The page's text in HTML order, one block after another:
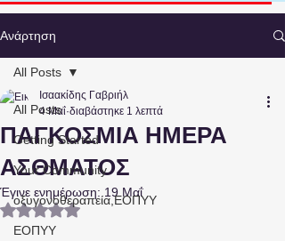
Ανάρτηση
All Posts
Getting Started
Your Community
οξυγονοθεραπεία,ΕΟΠΥΥ
ΕΟΠΥΥ
All Posts
ΠΑΓΚΟΣΜΙΑ ΗΜΕΡΑ
ΑΣΘΜΑΤΟΣ
Ισαακίδης Γαβριήλ
4 Μαΐ διαβάστηκε 1 λεπτά
Έγινε ενημέρωση: 19 Μαΐ
Βαθμολογήθηκε με NaN από 5 αστέρια.